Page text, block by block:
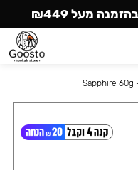
Sapphire 60g
מעל ₪449